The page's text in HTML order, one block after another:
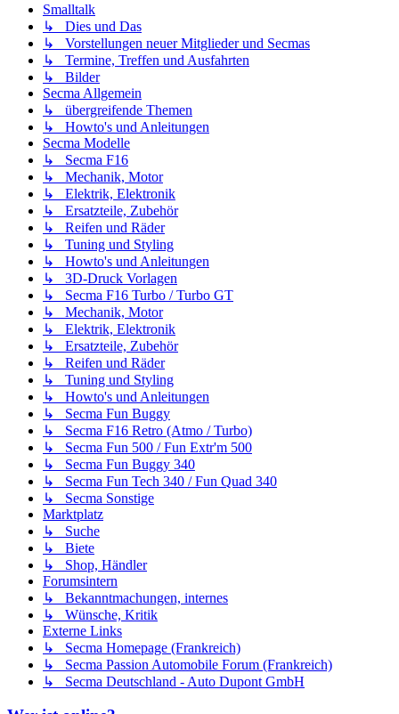
Smalltalk
↳ Dies und Das
↳ Vorstellungen neuer Mitglieder und Secmas
↳ Termine, Treffen und Ausfahrten
↳ Bilder
Secma Allgemein
↳ übergreifende Themen
↳ Howto's und Anleitungen
Secma Modelle
↳ Secma F16
↳ Mechanik, Motor
↳ Elektrik, Elektronik
↳ Ersatzteile, Zubehör
↳ Reifen und Räder
↳ Tuning und Styling
↳ Howto's und Anleitungen
↳ 3D-Druck Vorlagen
↳ Secma F16 Turbo / Turbo GT
↳ Mechanik, Motor
↳ Elektrik, Elektronik
↳ Ersatzteile, Zubehör
↳ Reifen und Räder
↳ Tuning und Styling
↳ Howto's und Anleitungen
↳ Secma Fun Buggy
↳ Secma F16 Retro (Atmo / Turbo)
↳ Secma Fun 500 / Fun Extr'm 500
↳ Secma Fun Buggy 340
↳ Secma Fun Tech 340 / Fun Quad 340
↳ Secma Sonstige
Marktplatz
↳ Suche
↳ Biete
↳ Shop, Händler
Forumsintern
↳ Bekanntmachungen, internes
↳ Wünsche, Kritik
Externe Links
↳ Secma Homepage (Frankreich)
↳ Secma Passion Automobile Forum (Frankreich)
↳ Secma Deutschland - Auto Dupont GmbH